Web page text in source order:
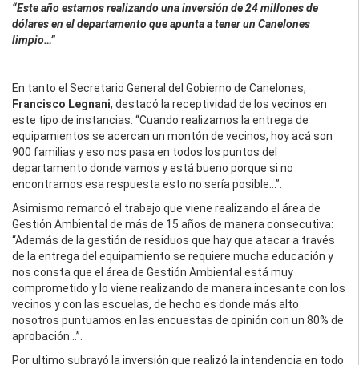
“Este año estamos realizando una inversión de 24 millones de
dólares en el departamento que apunta a tener un Canelones
limpio…”
En tanto el Secretario General del Gobierno de Canelones,
Francisco Legnani, destacó la receptividad de los vecinos en
este tipo de instancias: “Cuando realizamos la entrega de
equipamientos se acercan un montón de vecinos, hoy acá son
900 familias y eso nos pasa en todos los puntos del
departamento donde vamos y está bueno porque si no
encontramos esa respuesta esto no sería posible…”.
Asimismo remarcó el trabajo que viene realizando el área de
Gestión Ambiental de más de 15 años de manera consecutiva:
“Además de la gestión de residuos que hay que atacar a través
de la entrega del equipamiento se requiere mucha educación y
nos consta que el área de Gestión Ambiental está muy
comprometido y lo viene realizando de manera incesante con los
vecinos y con las escuelas, de hecho es donde más alto
nosotros puntuamos en las encuestas de opinión con un 80% de
aprobación…”.
Por ultimo subrayó la inversión que realizó la intendencia en todo